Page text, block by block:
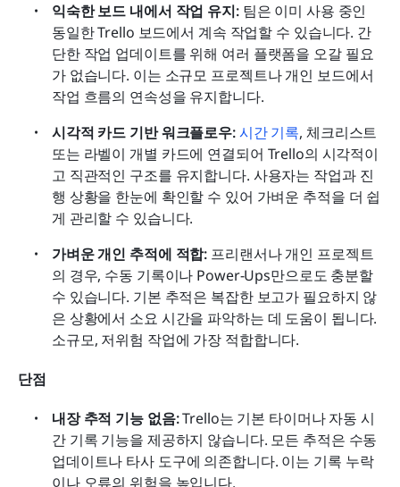
익숙한 보드 내에서 작업 유지: 팀은 이미 사용 중인
동일한 Trello 보드에서 계속 작업할 수 있습니다. 간
단한 작업 업데이트를 위해 여러 플랫폼을 오갈 필요
가 없습니다. 이는 소규모 프로젝트나 개인 보드에서
작업 흐름의 연속성을 유지합니다.
시각적 카드 기반 워크플로우:시간 기록, 체크리스트
또는 라벨이 개별 카드에 연결되어 Trello의 시각적이
고 직관적인 구조를 유지합니다. 사용자는 작업과 진
행 상황을 한눈에 확인할 수 있어 가벼운 추적을 더 쉽
게 관리할 수 있습니다.
가벼운 개인 추적에 적합: 프리랜서나 개인 프로젝트
의 경우, 수동 기록이나 Power-Ups만으로도 충분할
수 있습니다. 기본 추적은 복잡한 보고가 필요하지 않
은 상황에서 소요 시간을 파악하는 데 도움이 됩니다.
소규모, 저위험 작업에 가장 적합합니다.
단점
내장 추적 기능 없음: Trello는 기본 타이머나 자동 시
간 기록 기능을 제공하지 않습니다. 모든 추적은 수동
업데이트나 타사 도구에 의존합니다. 이는 기록 누락
이나 오류의 위험을 높입니다.